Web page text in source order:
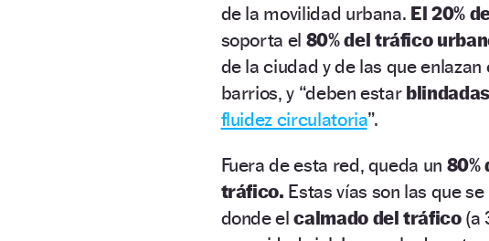
de la movilidad urbana. El 20%
soporta el 80% del tráfico
de la ciudad y de las que
barrios, y “deben estar
fluidez circulatoria”.
Fuera de esta red, queda un
tráfico. Estas vías son las que
donde elcalmado del tráfico(a